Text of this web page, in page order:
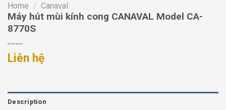
Home / Canaval
Máy hút mùi kính cong CANAVAL Model CA-
8770S
Liên hệ
Description